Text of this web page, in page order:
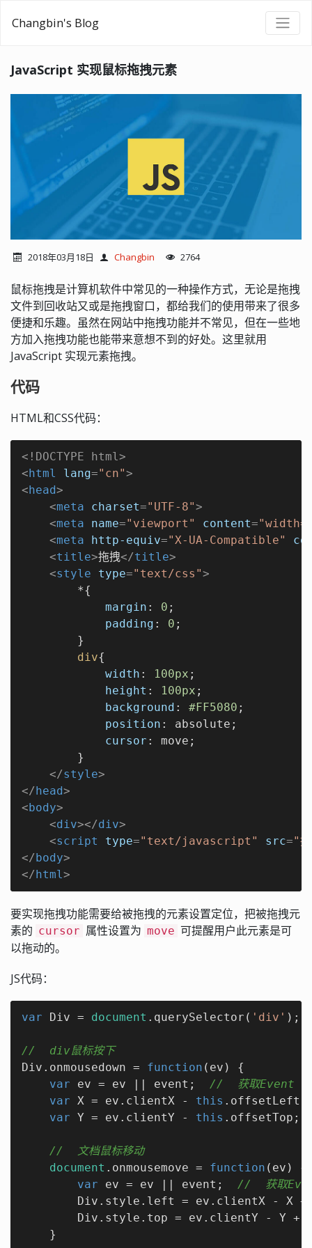
Changbin's Blog
JavaScript 实现鼠标拖拽元素
2018年03月18日 Changbin 2764
鼠标拖拽是计算机软件中常见的一种操作方式，无论是拖拽
文件到回收站又或是拖拽窗口，都给我们的使用带来了很多
便捷和乐趣。虽然在网站中拖拽功能并不常见，但在一些地
方加入拖拽功能也能带来意想不到的好处。这里就用
JavaScript 实现元素拖拽。
代码
HTML和CSS代码：
<!DOCTYPE html>
<html lang="cn">
<head>
<meta charset="UTF-8">
<meta name="viewport" content=
<meta http-equiv="X-UA-Compatible"
<title>拖拽</title>
<style type="text/css">
        *{
margin : 0 ;
padding : 0 ;
        }
div{
width : 100px ;
height : 100px ;
background : #FF5080 ;
position : absolute;
cursor : move;
        }
</style>
</head>
<body>
<div></div>
<script type="text/javascript" src="
</body>
</html>
要实现拖拽功能需要给被拖拽的元素设置定位，把被拖拽元
素的 cursor 属性设置为 move 可提醒用户此元素是可
以拖动的。
JS代码：
var Div = document .querySelector( 'div'
//  div鼠标按下
Div.onmousedown = function ( ev ) {
var ev = ev || event; //  获取Event 对
var X = ev.clientX - this
var Y = ev.clientY - this
//  文档鼠标移动
document .onmousemove = function ( ev ) {
var ev = ev || event; //  获取
Div.style.left = ev.clientX - X
        Div.style.top = ev.clientY - Y +
    }